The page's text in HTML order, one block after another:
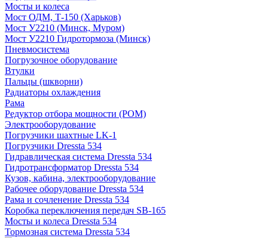
Мосты и колеса
Мост ОДМ, Т-150 (Харьков)
Мост У2210 (Минск, Муром)
Мост У2210 Гидротормоза (Минск)
Пневмосистема
Погрузочное оборудование
Втулки
Пальцы (шкворни)
Радиаторы охлаждения
Рама
Редуктор отбора мощности (РОМ)
Электрооборудование
Погрузчики шахтные LK-1
Погрузчики Dressta 534
Гидравлическая система Dressta 534
Гидротрансформатор Dressta 534
Кузов, кабина, электрооборудование
Рабочее оборудование Dressta 534
Рама и сочленение Dressta 534
Коробка переключения передач SB-165
Мосты и колеса Dressta 534
Тормозная система Dressta 534